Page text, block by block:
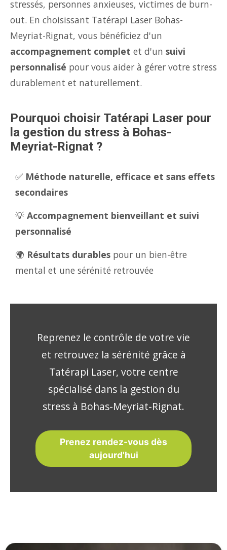
stressés, personnes anxieuses, victimes de burn-
out. En choisissant Tatérapi Laser Bohas-
Meyriat-Rignat, vous bénéficiez d'un
accompagnement complet et d'un suivi
personnalisé pour vous aider à gérer votre stress
durablement et naturellement.
Pourquoi choisir Tatérapi Laser pour
la gestion du stress à Bohas-
Meyriat-Rignat ?
✅ Méthode naturelle, efficace et sans effets
secondaires
💡 Accompagnement bienveillant et suivi
personnalisé
🌍 Résultats durables pour un bien-être
mental et une sérénité retrouvée
Reprenez le contrôle de votre vie
et retrouvez la sérénité grâce à
Tatérapi Laser, votre centre
spécialisé dans la gestion du
stress à Bohas-Meyriat-Rignat.
Prenez rendez-vous dès
aujourd'hui